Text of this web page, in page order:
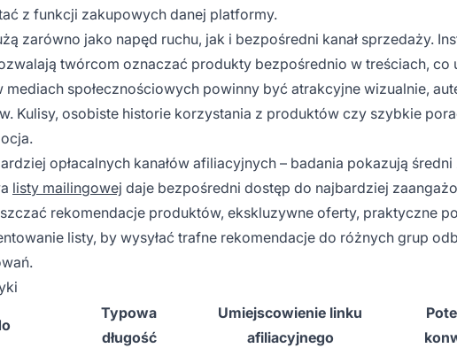
z funkcji zakupowych danej platformy.
zarówno jako napęd ruchu, jak i bezpośredni kanał sprzedaży.
twórcom oznaczać produkty bezpośrednio w treściach, co
społecznościowych powinny być atrakcyjne wizualnie,
Kulisy, osobiste historie korzystania z produktów czy szybkie
opłacalnych kanałów afiliacyjnych – badania pokazują
listy mailingowej daje bezpośredni dostęp do najbardziej
rekomendacje produktów, ekskluzywne oferty, praktyczne
listy, by wysyłać trafne rekomendacje do różnych grup
Typowa
długość
Umiejscowienie linku
afiliacyjnego